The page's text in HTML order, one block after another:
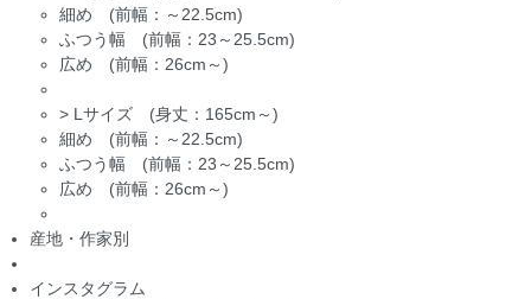
細め (前幅：～22.5cm)
ふつう幅 (前幅：23～25.5cm)
広め (前幅：26cm～)
> Lサイズ (身丈：165cm～)
細め (前幅：～22.5cm)
ふつう幅 (前幅：23～25.5cm)
広め (前幅：26cm～)
産地・作家別
インスタグラム